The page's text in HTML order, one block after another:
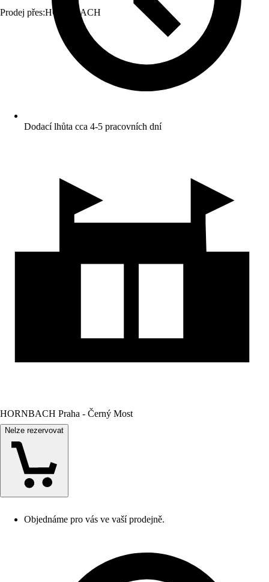
Prodej přes:HORNBACH
Dodací lhůta cca 4-5 pracovních dní
HORNBACH Praha - Černý Most
Nelze rezervovat
Objednáme pro vás ve vaší prodejně.